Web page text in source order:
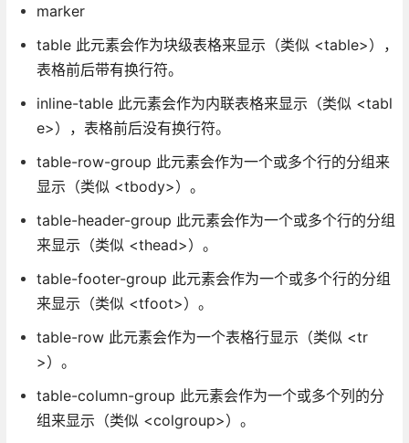
marker
table 此元素会作为块级表格来显示（类似 <table>），
表格前后带有换行符。
inline-table 此元素会作为内联表格来显示（类似 <tabl
e>），表格前后没有换行符。
table-row-group 此元素会作为一个或多个行的分组来
显示（类似 <tbody>）。
table-header-group 此元素会作为一个或多个行的分组
来显示（类似 <thead>）。
table-footer-group 此元素会作为一个或多个行的分组
来显示（类似 <tfoot>）。
table-row 此元素会作为一个表格行显示（类似 <tr
>）。
table-column-group 此元素会作为一个或多个列的分
组来显示（类似 <colgroup>）。